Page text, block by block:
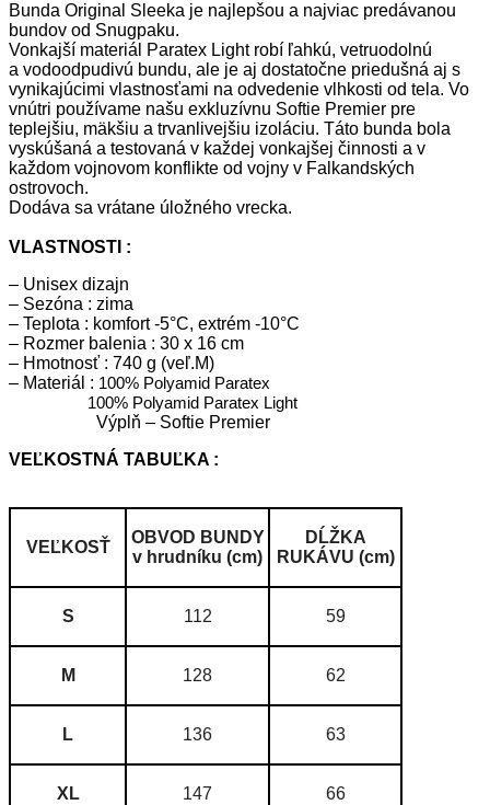
Bunda Original Sleeka je najlepšou a najviac predávanou
bundov od Snugpaku.
Vonkajší materiál Paratex Light robí ľahkú, vetruodolnú
a vodoodpudivú bundu, ale je aj dostatočne priedušná aj s
vynikajúcimi vlastnosťami na odvedenie vlhkosti od tela. Vo
vnútri používame našu exkluzívnu Softie Premier pre
teplejšiu, mäkšiu a trvanlivejšiu izoláciu. Táto bunda bola
vyskúšaná a testovaná v každej vonkajšej činnosti a v
každom vojnovom konflikte od vojny v Falkandských
ostrovoch.
Dodáva sa vrátane úložného vrecka.
VLASTNOSTI :
– Unisex dizajn
– Sezóna : zima
– Teplota : komfort -5°C, extrém -10°C
– Rozmer balenia : 30 x 16 cm
– Hmotnosť : 740 g (veľ.M)
– Materiál : 100% Polyamid Paratex
100% Polyamid Paratex Light
Výplň – Softie Premier
VEĽKOSTNÁ TABUĽKA :
VEĽKOSŤ
OBVOD BUNDY
v hrudníku (cm)
DĹŽKA
RUKÁVU (cm)
S 112 59
M 128 62
L 136 63
XL 147 66